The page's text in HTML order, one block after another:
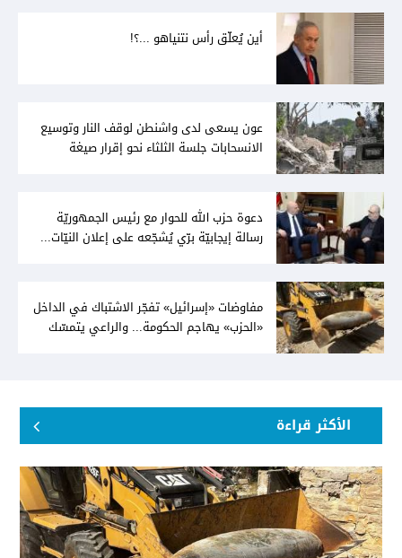
أين يُعلّق رأس نتنياهو ...؟!
عون يسعى لدى واشنطن لوقف النار وتوسيع
الانسحابات جلسة الثلثاء نحو إقرار صيغة
دعوة حزب الله للحوار مع رئيس الجمهوريّة
رسالة إيجابيّة برّي يُشجّعه على إعلان النيّات...
مفاوضات «إسرائيل» تفجّر الاشتباك في الداخل
«الحزب» يهاجم الحكومة... والراعي يتمسّك
الأكثر قراءة